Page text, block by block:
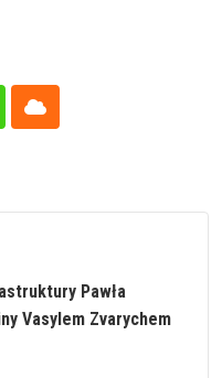
Cloud
Pawła
Vasylem Zvarychem